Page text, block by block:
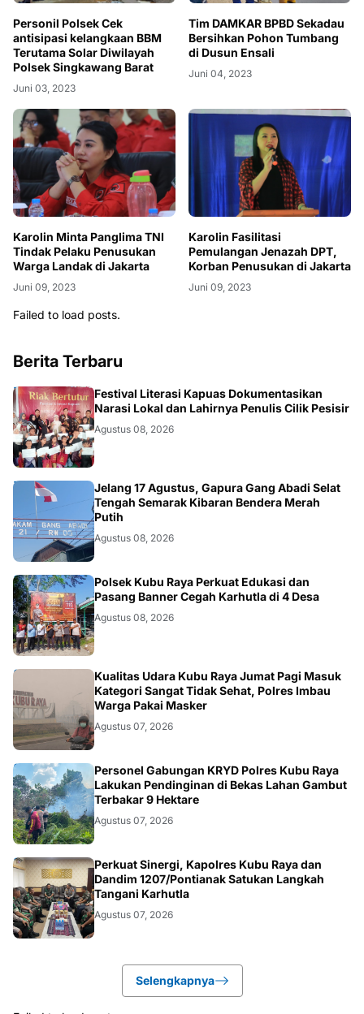
Personil Polsek Cek
antisipasi kelangkaan BBM
Terutama Solar Diwilayah
Polsek Singkawang Barat
Juni 03, 2023
Tim DAMKAR BPBD Sekadau
Bersihkan Pohon Tumbang
di Dusun Ensali
Juni 04, 2023
Karolin Minta Panglima TNI
Tindak Pelaku Penusukan
Warga Landak di Jakarta
Juni 09, 2023
Karolin Fasilitasi
Pemulangan Jenazah DPT,
Korban Penusukan di Jakarta
Juni 09, 2023
Failed to load posts.
Berita Terbaru
DAERAH
Festival Literasi Kapuas Dokumentasikan
Narasi Lokal dan Lahirnya Penulis Cilik Pesisir
Agustus 08, 2026
Jelang 17 Agustus, Gapura Gang Abadi Selat
Tengah Semarak Kibaran Bendera Merah
Putih
Agustus 08, 2026
KALBAR
Polsek Kubu Raya Perkuat Edukasi dan
Pasang Banner Cegah Karhutla di 4 Desa
Agustus 08, 2026
KALBAR
Kualitas Udara Kubu Raya Jumat Pagi Masuk
Kategori Sangat Tidak Sehat, Polres Imbau
Warga Pakai Masker
Agustus 07, 2026
KALBAR
Personel Gabungan KRYD Polres Kubu Raya
Lakukan Pendinginan di Bekas Lahan Gambut
Terbakar 9 Hektare
Agustus 07, 2026
KALBAR
Perkuat Sinergi, Kapolres Kubu Raya dan
Dandim 1207/Pontianak Satukan Langkah
Tangani Karhutla
Agustus 07, 2026
Selengkapnya